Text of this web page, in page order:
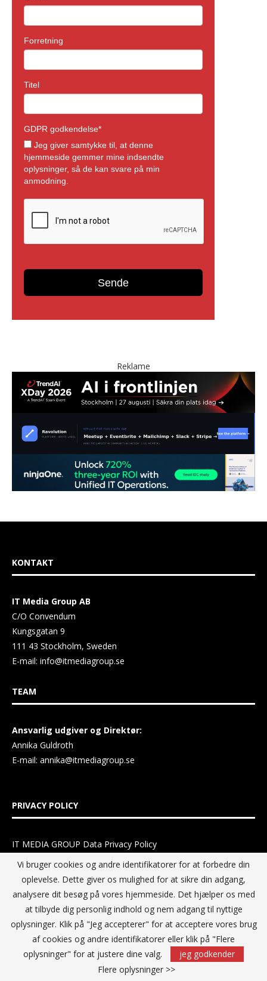
Reklame
KONTAKT
IT Media Group AB
C/O Convendum
Kungsgatan 9
111 43 Stockholm, Sweden
E-mail: info@itmediagroup.se
TEAM
Ansvarlig udgiver og Direktør:
Annika Guldroth
E-mail: annika@itmediagroup.se
PRIVACY POLICY
IT MEDIA GROUP Data Privacy Policy
Vi bruger cookies og andre identifikatorer for at forbedre din
oplevelse. Dette giver os mulighed for at sikre din adgang,
analysere dit besøg på vores hjemmeside. Det hjælper os med
at tilbyde dig personlig indhold og nem adgang til nyttige
oplysninger. Klik på "Jeg accepterer" for at acceptere vores brug
af cookies og andre identifikatorer eller klik på "Flere
oplysninger" for at justere dine valg.
jeg godkender
Flere oplysninger >>